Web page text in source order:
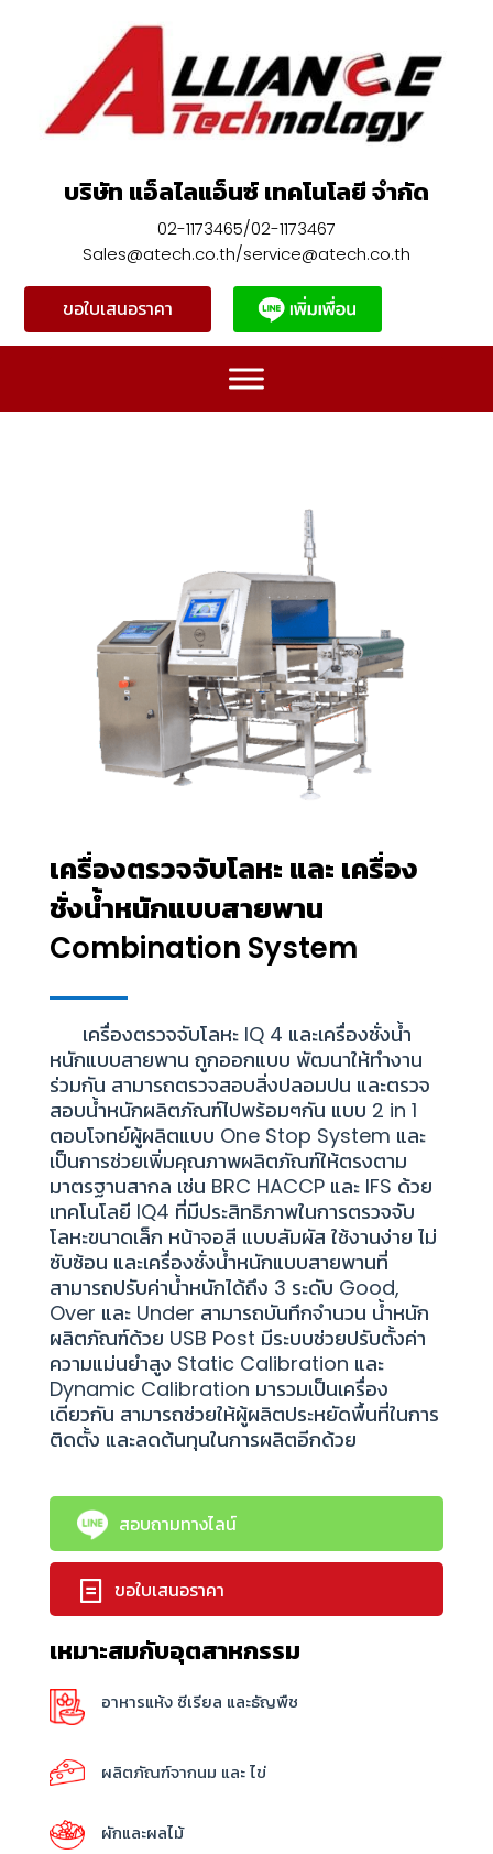
บริษัท แอ็ลไลแอ็นซ์ เทคโนโลยี จำกัด
02-1173465/02-1173467
Sales@atech.co.th/service@atech.co.th
ขอใบเสนอราคา
เครื่องตรวจจับโลหะ และ เครื่อง
ชั่งน้ำหนักแบบสายพาน
Combination System
เครื่องตรวจจับโลหะ IQ 4 และเครื่องชั่งน้ำ
หนักแบบสายพาน ถูกออกแบบ พัฒนาให้ทำงาน
ร่วมกัน สามารถตรวจสอบสิ่งปลอมปน และตรวจ
สอบน้ำหนักผลิตภัณฑ์ไปพร้อมๆกัน แบบ 2 in 1
ตอบโจทย์ผู้ผลิตแบบ One Stop System และ
เป็นการช่วยเพิ่มคุณภาพผลิตภัณฑ์ให้ตรงตาม
มาตรฐานสากล เช่น BRC HACCP และ IFS ด้วย
เทคโนโลยี IQ4 ที่มีประสิทธิภาพในการตรวจจับ
โลหะขนาดเล็ก หน้าจอสี แบบสัมผัส ใช้งานง่าย ไม่
ซับซ้อน และเครื่องชั่งน้ำหนักแบบสายพานที่
สามารถปรับค่าน้ำหนักได้ถึง 3 ระดับ Good,
Over และ Under สามารถบันทึกจำนวน น้ำหนัก
ผลิตภัณฑ์ด้วย USB Post มีระบบช่วยปรับตั้งค่า
ความแม่นยำสูง Static Calibration และ
Dynamic Calibration มารวมเป็นเครื่อง
เดียวกัน สามารถช่วยให้ผู้ผลิตประหยัดพื้นที่ในการ
ติดตั้ง และลดต้นทุนในการผลิตอีกด้วย
สอบถามทางไลน์
ขอใบเสนอราคา
เหมาะสมกับอุตสาหกรรม
อาหารแห้ง ซีเรียล และธัญพืช
ผลิตภัณฑ์จากนม และ ไข่
ผักและผลไม้